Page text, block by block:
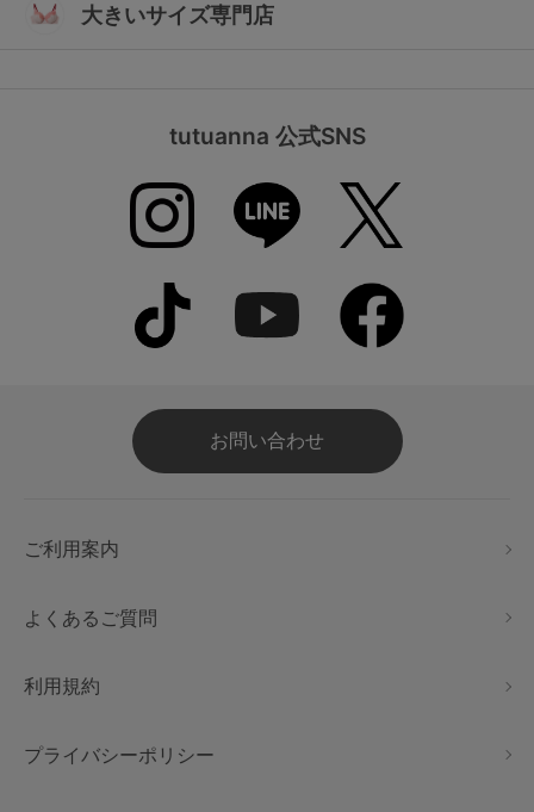
大きいサイズ専門店
tutuanna 公式SNS
お問い合わせ
ご利用案内
よくあるご質問
利用規約
プライバシーポリシー